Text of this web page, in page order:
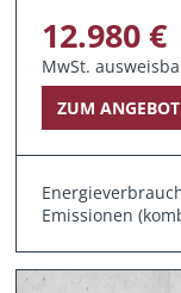
12.980 €
MwSt.
ZUM ANGEBOT
Emissionen